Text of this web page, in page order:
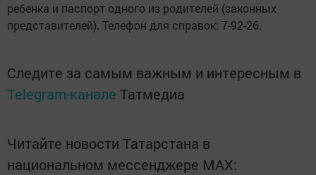
ребенка и паспорт одного из родителей (законных
представителей). Телефон для справок: 7-92-26.
Следите за самым важным и интересным в
Telegram-канале Татмедиа
Читайте новости Татарстана в
национальном мессенджере MАХ: